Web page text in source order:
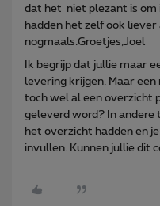
dat het niet plezant is om
hadden het zelf ook liever
nogmaals.Groetjes,Joel
Ik begrijp dat jullie maar
levering krijgen. Maar
toch wel al een overzicht
geleverd word? In andere
het overzicht hadden en
invullen. Kunnen jullie dit